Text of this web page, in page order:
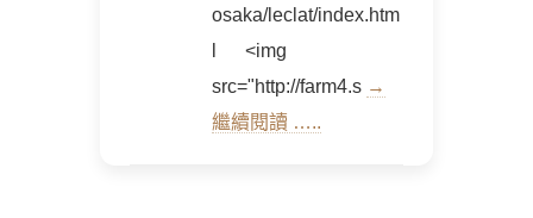
osaka/leclat/index.htm
l <img
src="http://farm4.s →
繼續閱讀 …..